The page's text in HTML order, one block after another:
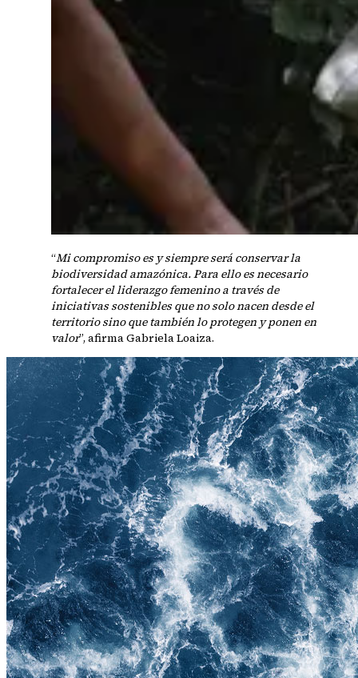
“Mi compromiso es y siempre será conservar la
biodiversidad amazónica. Para ello es necesario
fortalecer el liderazgo femenino a través de
iniciativas sostenibles que no solo nacen desde el
territorio sino que también lo protegen y ponen en
valor”, afirma Gabriela Loaiza.